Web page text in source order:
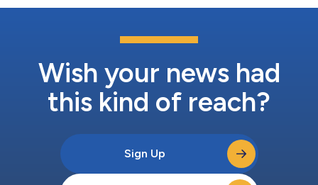
Wish your news had
this kind of reach?
Sign Up